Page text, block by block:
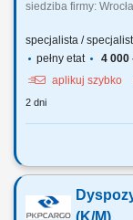
siedziba firmy:
specjalista /
pełny etat
4 000
aplikuj szybko
2 dni
Twój zakres
rozwiązań
z klientami;(K/M)